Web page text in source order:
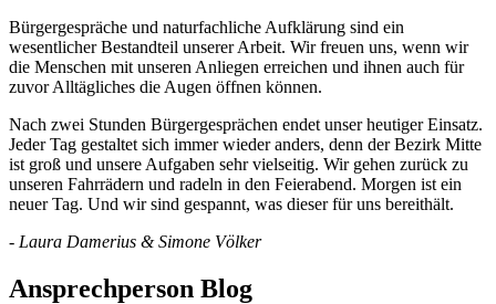
Bürgergespräche und naturfachliche Aufklärung sind ein
wesentlicher Bestandteil unserer Arbeit. Wir freuen uns, wenn wir
die Menschen mit unseren Anliegen erreichen und ihnen auch für
zuvor Alltägliches die Augen öffnen können.
Nach zwei Stunden Bürgergesprächen endet unser heutiger Einsatz.
Jeder Tag gestaltet sich immer wieder anders, denn der Bezirk Mitte
ist groß und unsere Aufgaben sehr vielseitig. Wir gehen zurück zu
unseren Fahrrädern und radeln in den Feierabend. Morgen ist ein
neuer Tag. Und wir sind gespannt, was dieser für uns bereithält.
- Laura Damerius & Simone Völker
Ansprechperson Blog